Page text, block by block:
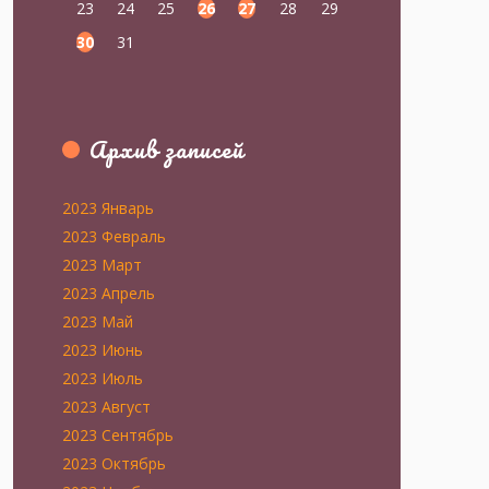
23
24 25 26 27 28
29
30
31
Архив записей
2023 Январь
2023 Февраль
2023 Март
2023 Апрель
2023 Май
2023 Июнь
2023 Июль
2023 Август
2023 Сентябрь
2023 Октябрь